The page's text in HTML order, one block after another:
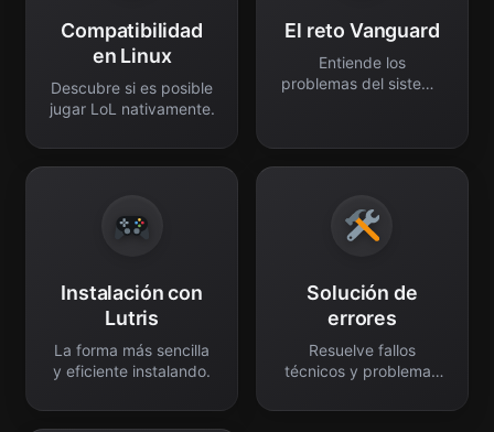
Compatibilidad
en Linux
Descubre si es posible
jugar LoL nativamente.
El reto Vanguard
Entiende los
problemas del sistema
Instalación con
Lutris
La forma más sencilla
y eficiente instalando.
Solución de
errores
Resuelve fallos
técnicos y problemas